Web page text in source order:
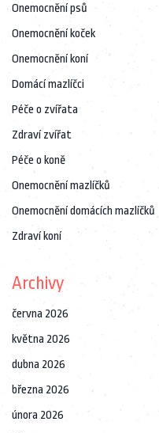
Onemocnění psů
Onemocnění koček
Onemocnění koní
Domácí mazlíčci
Péče o zvířata
Zdraví zvířat
Péče o koně
Onemocnění mazlíčků
Onemocnění domácích mazlíčků
Zdraví koní
Archivy
června 2026
května 2026
dubna 2026
března 2026
února 2026